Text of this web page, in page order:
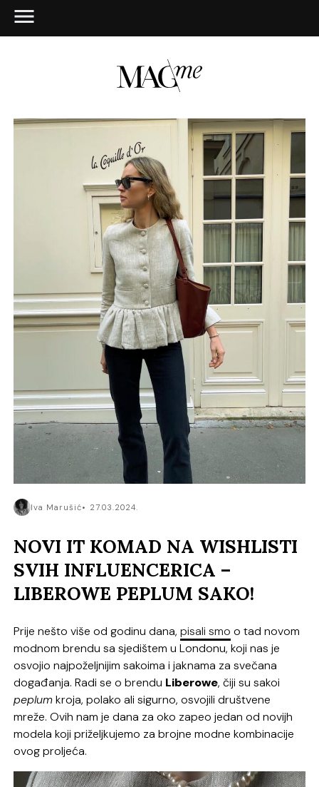
Iva Marušić 27.03.2024.
NOVI IT KOMAD NA WISHLISTI
SVIH INFLUENCERICA –
LIBEROWE PEPLUM SAKO!
Prije nešto više od godinu dana,pisali smo o tad novom
modnom brendu sa sjedištem u Londonu, koji nas je
osvojio najpoželjnijim sakoima i jaknama za svečana
događanja. Radi se o brendu Liberowe, čiji su sakoi
peplumkroja, polako ali sigurno, osvojili društvene
mreže. Ovih nam je dana za oko zapeo jedan od novijh
modela koji priželjkujemo za brojne modne kombinacije
ovog proljeća.